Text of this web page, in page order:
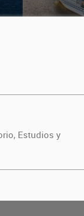
Estudios y